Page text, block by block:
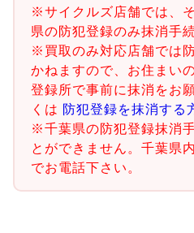
※サイクルズ店舗では、
県の防犯登録のみ抹消手
※買取のみ対応店舗では
かねますので、お住まい
登録所で事前に抹消をお
くは 防犯登録を抹消する
※千葉県の防犯登録抹消
とができません。千葉県
でお電話下さい。